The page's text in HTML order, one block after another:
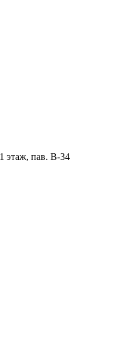
этаж, пав. B-34